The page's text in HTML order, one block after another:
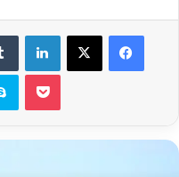
فيسبوك ‫X لينكدإن